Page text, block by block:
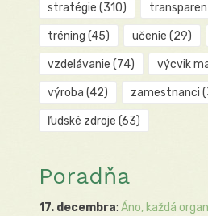
stratégie (310)
tréning (45) učenie (29)
vzdelávanie (74) výcvik
výroba (42) zamestnanci
ľudské zdroje (63)
Poradňa
17. decembra: Áno, každá